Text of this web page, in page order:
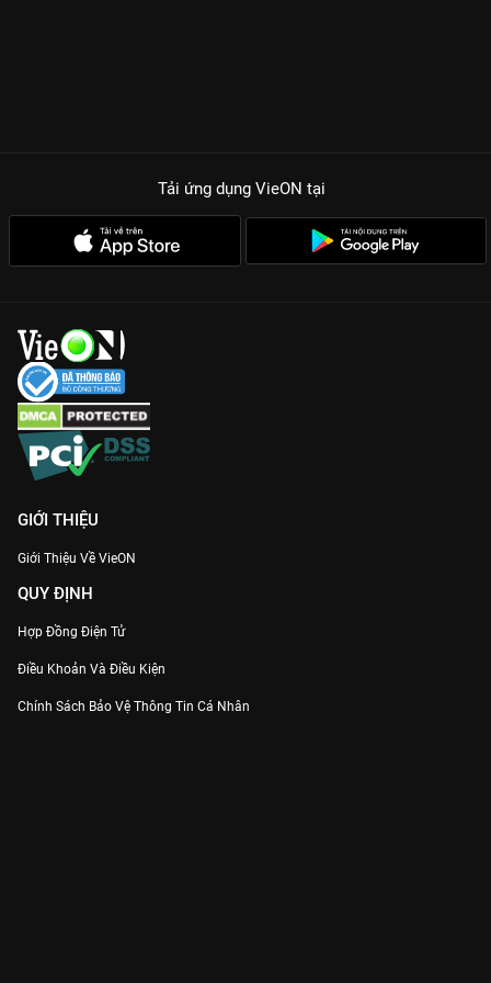
Tải ứng dụng VieON tại
GIỚI THIỆU
Giới Thiệu Về VieON
QUY ĐỊNH
Hợp Đồng Điện Tử
Điều Khoản Và Điều Kiện
Chính Sách Bảo Vệ Thông Tin Cá Nhân